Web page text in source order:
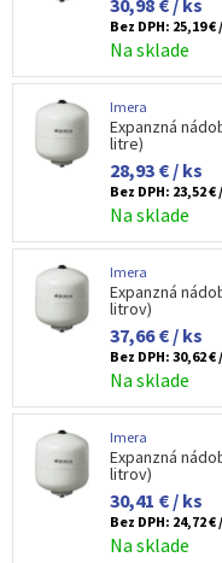
30,98 € / ks
Bez DPH: 25,19 €
Na sklade
Imera
Expanzná
litre)
28,93 € / ks
Bez DPH: 23,52 €
Na sklade
Imera
Expanzná
litrov)
37,66 € / ks
Bez DPH: 30,62 €
Na sklade
Imera
Expanzná
litrov)
30,41 € / ks
Bez DPH: 24,72 €
Na sklade